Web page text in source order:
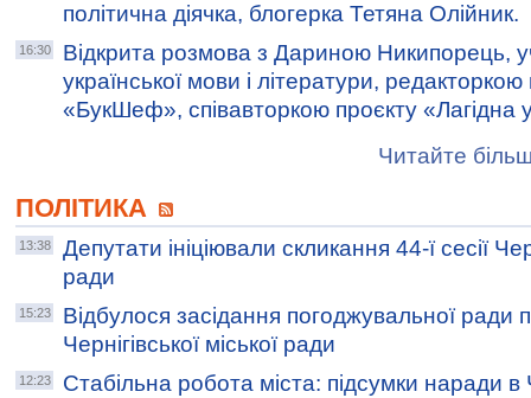
політична діячка, блогерка Тетяна Олійник.
16:30
Відкрита розмова з Дариною Никипорець,
української мови і літератури,
«БукШеф», співавторкою проєкту «Лагідна
Читайте
ПОЛІТИКА
13:38
Депутати ініціювали скликання 44-ї сесії
ради
15:23
Відбулося засідання погоджувальної ради
Чернігівської міської ради
12:23
Стабільна робота міста: підсумки наради в